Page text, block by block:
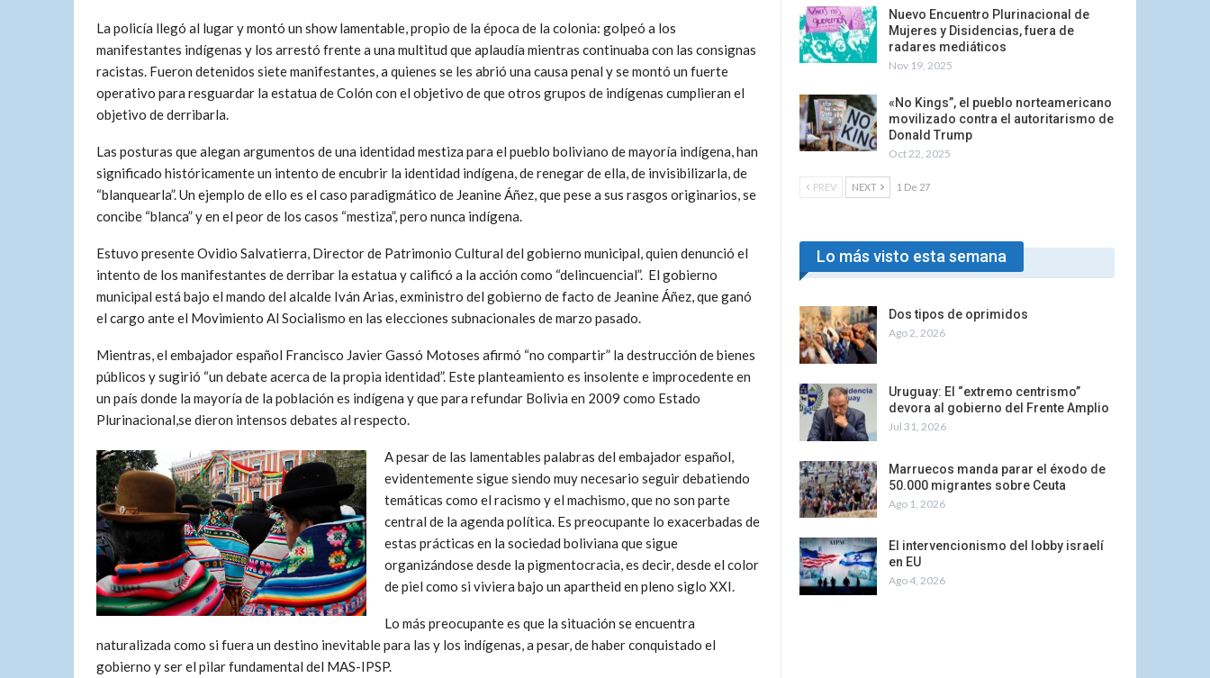
La policía llegó al lugar y montó un show lamentable, propio de la época de la colonia: golpeó a los
manifestantes indígenas y los arrestó frente a una multitud que aplaudía mientras continuaba con las consignas
racistas. Fueron detenidos siete manifestantes, a quienes se les abrió una causa penal y se montó un fuerte
operativo para resguardar la estatua de Colón con el objetivo de que otros grupos de indígenas cumplieran el
objetivo de derribarla.
Las posturas que alegan argumentos de una identidad mestiza para el pueblo boliviano de mayoría indígena, han
significado históricamente un intento de encubrir la identidad indígena, de renegar de ella, de invisibilizarla, de
“blanquearla”. Un ejemplo de ello es el caso paradigmático de Jeanine Áñez, que pese a sus rasgos originarios, se
concibe “blanca” y en el peor de los casos “mestiza”, pero nunca indígena.
Estuvo presente Ovidio Salvatierra, Director de Patrimonio Cultural del gobierno municipal, quien denunció el
intento de los manifestantes de derribar la estatua y calificó a la acción como “delincuencial”. El gobierno
municipal está bajo el mando del alcalde Iván Arias, exministro del gobierno de facto de Jeanine Áñez, que ganó
el cargo ante el Movimiento Al Socialismo en las elecciones subnacionales de marzo pasado.
Mientras, el embajador español Francisco Javier Gassó Motoses afirmó “no compartir” la destrucción de bienes
públicos y sugirió “un debate acerca de la propia identidad”. Este planteamiento es insolente e improcedente en
un país donde la mayoría de la población es indígena y que para refundar Bolivia en 2009 como Estado
Plurinacional,se dieron intensos debates al respecto.
A pesar de las lamentables palabras del embajador español,
evidentemente sigue siendo muy necesario seguir debatiendo
temáticas como el racismo y el machismo, que no son parte
central de la agenda política. Es preocupante lo exacerbadas de
estas prácticas en la sociedad boliviana que sigue
organizándose desde la pigmentocracia, es decir, desde el color
de piel como si viviera bajo un apartheid en pleno siglo XXI.
Lo más preocupante es que la situación se encuentra
naturalizada como si fuera un destino inevitable para las y los indígenas, a pesar, de haber conquistado el
gobierno y ser el pilar fundamental del MAS-IPSP.
Nuevo Encuentro Plurinacional de
Mujeres y Disidencias, fuera de
radares mediáticos
Nov 19, 2025
«No Kings”, el pueblo norteamericano
movilizado contra el autoritarismo de
Donald Trump
Oct 22, 2025
PREV NEXT 1 De 27
Lo más visto esta semana
Dos tipos de oprimidos
Ago 2, 2026
Uruguay: El “extremo centrismo”
devora al gobierno del Frente Amplio
Jul 31, 2026
Marruecos manda parar el éxodo de
50.000 migrantes sobre Ceuta
Ago 1, 2026
El intervencionismo del lobby israelí
en EU
Ago 4, 2026